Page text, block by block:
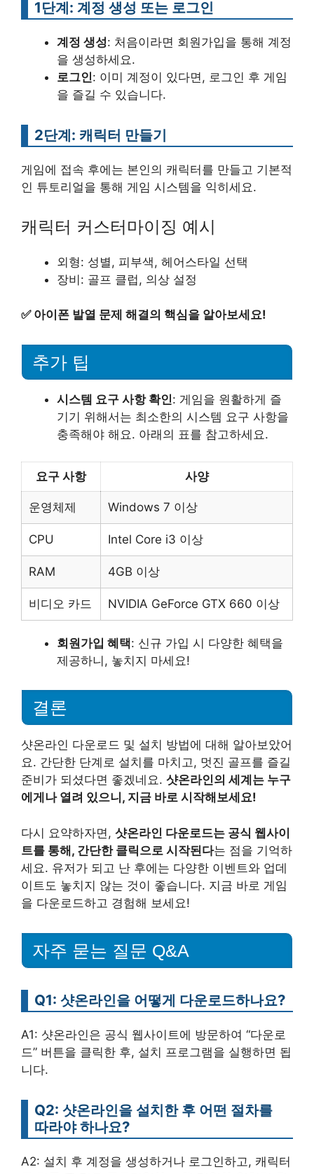
1단계: 계정 생성 또는 로그인
계정 생성: 처음이라면 회원가입을 통해 계정
을 생성하세요.
로그인: 이미 계정이 있다면, 로그인 후 게임
을 즐길 수 있습니다.
2단계: 캐릭터 만들기
게임에 접속 후에는 본인의 캐릭터를 만들고 기본적
인 튜토리얼을 통해 게임 시스템을 익히세요.
캐릭터 커스터마이징 예시
외형: 성별, 피부색, 헤어스타일 선택
장비: 골프 클럽, 의상 설정
✅ 아이폰 발열 문제 해결의 핵심을 알아보세요!
추가 팁
시스템 요구 사항 확인: 게임을 원활하게 즐
기기 위해서는 최소한의 시스템 요구 사항을
충족해야 해요. 아래의 표를 참고하세요.
요구 사항 사양
운영체제 Windows 7 이상
CPU Intel Core i3 이상
RAM 4GB 이상
비디오 카드 NVIDIA GeForce GTX 660 이상
회원가입 혜택: 신규 가입 시 다양한 혜택을
제공하니, 놓치지 마세요!
결론
샷온라인 다운로드 및 설치 방법에 대해 알아보았어
요. 간단한 단계로 설치를 마치고, 멋진 골프를 즐길
준비가 되셨다면 좋겠네요. 샷온라인의 세계는 누구
에게나 열려 있으니, 지금 바로 시작해보세요!
다시 요약하자면, 샷온라인 다운로드는 공식 웹사이
트를 통해, 간단한 클릭으로 시작된다는 점을 기억하
세요. 유저가 되고 난 후에는 다양한 이벤트와 업데
이트도 놓치지 않는 것이 좋습니다. 지금 바로 게임
을 다운로드하고 경험해 보세요!
자주 묻는 질문 Q&A
Q1: 샷온라인을 어떻게 다운로드하나요?
A1: 샷온라인은 공식 웹사이트에 방문하여 “다운로
드” 버튼을 클릭한 후, 설치 프로그램을 실행하면 됩
니다.
Q2: 샷온라인을 설치한 후 어떤 절차를
따라야 하나요?
A2: 설치 후 계정을 생성하거나 로그인하고, 캐릭터